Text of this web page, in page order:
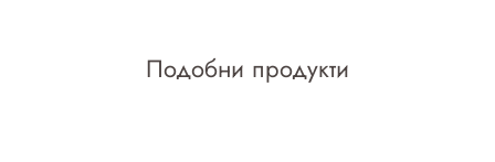
Подобни продукти